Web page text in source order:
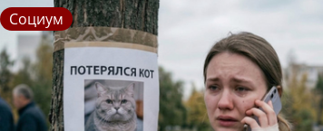
Социум